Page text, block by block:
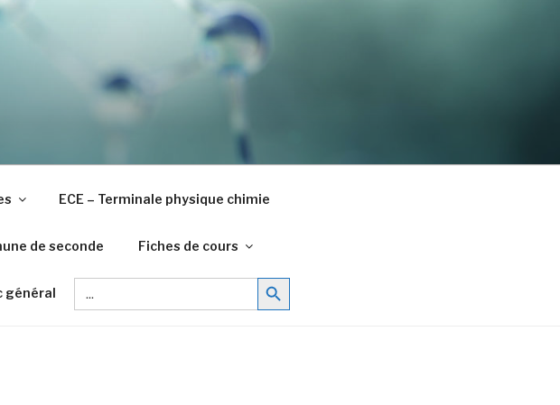
ECE – Terminale physique chimie
de seconde Fiches de cours
général
Search
for:
Search Button